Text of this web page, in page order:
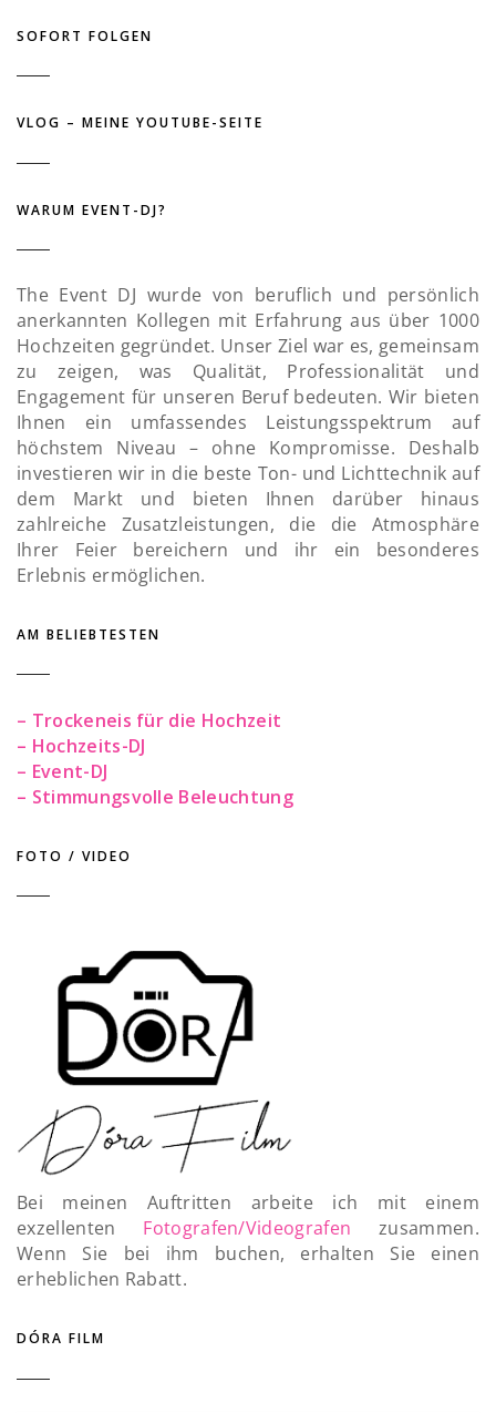
SOFORT FOLGEN
VLOG – MEINE YOUTUBE-SEITE
WARUM EVENT-DJ?
The Event DJ wurde von beruflich und persönlich
anerkannten Kollegen mit Erfahrung aus über 1000
Hochzeiten gegründet. Unser Ziel war es, gemeinsam
zu zeigen, was Qualität, Professionalität und
Engagement für unseren Beruf bedeuten. Wir bieten
Ihnen ein umfassendes Leistungsspektrum auf
höchstem Niveau – ohne Kompromisse. Deshalb
investieren wir in die beste Ton- und Lichttechnik auf
dem Markt und bieten Ihnen darüber hinaus
zahlreiche Zusatzleistungen, die die Atmosphäre
Ihrer Feier bereichern und ihr ein besonderes
Erlebnis ermöglichen.
AM BELIEBTESTEN
– Trockeneis für die Hochzeit
– Hochzeits-DJ
– Event-DJ
– Stimmungsvolle Beleuchtung
FOTO / VIDEO
Bei meinen Auftritten arbeite ich mit einem
exzellenten Fotografen/Videografen zusammen.
Wenn Sie bei ihm buchen, erhalten Sie einen
erheblichen Rabatt.
DÓRA FILM